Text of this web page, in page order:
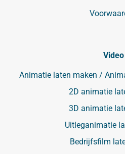
Video
Animatie laten maken /
2D animatie
3D animatie
Uitleganimatie
Bedrijfsfilm